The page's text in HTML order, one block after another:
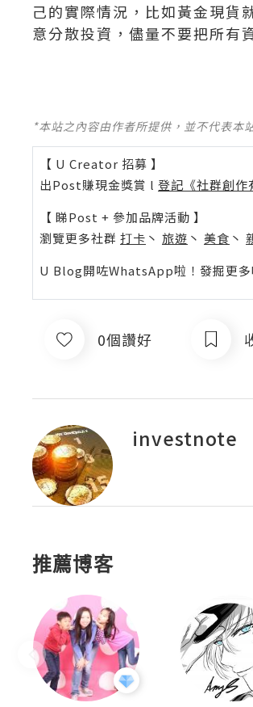
己的實際情況，比如黃金現貨
意分散投資，儘量不要把所有
*本站之內容由作者所提供，並不代表本
【 U Creator 招募 】
出Post賺現金獎賞 l 登記《社群創作
【 睇Post + 參加品牌活動 】
瀏覽更多社群 打卡 丶 旅遊 丶 美食 丶
U Blog開咗WhatsApp啦！發掘更多
0個讚好
investnote
推薦博客